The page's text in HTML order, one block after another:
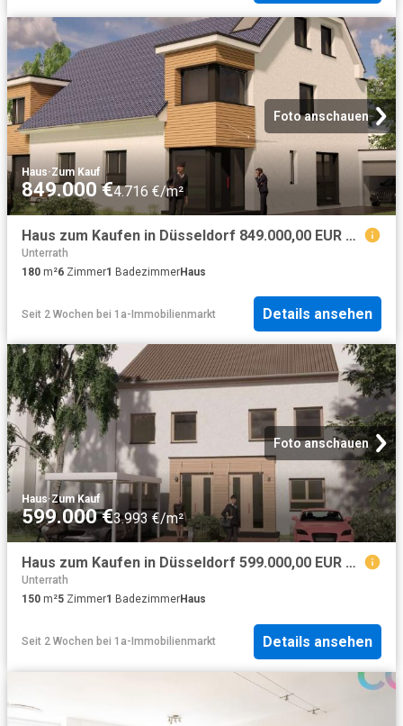
Foto anschauen
Haus·Zum Kauf
849.000 €4.716 €/m²
Haus zum Kaufen in Düsseldorf 849.000,00 EUR 180 m²
Unterrath
180 m²6 Zimmer1 BadezimmerHaus
Seit 2 Wochen bei 1a-Immobilienmarkt Details ansehen
Foto anschauen
Haus·Zum Kauf
599.000 €3.993 €/m²
Haus zum Kaufen in Düsseldorf 599.000,00 EUR 150 m²
Unterrath
150 m²5 Zimmer1 BadezimmerHaus
Seit 2 Wochen bei 1a-Immobilienmarkt Details ansehen